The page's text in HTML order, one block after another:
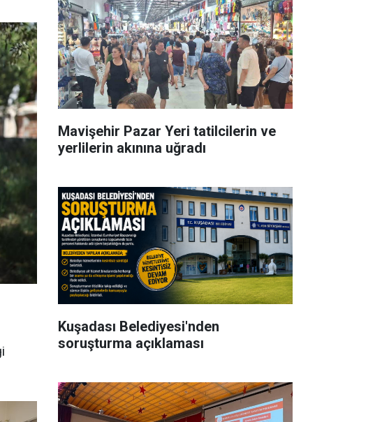
Mavişehir Pazar Yeri tatilcilerin ve
yerlilerin akınına uğradı
Kuşadası Belediyesi'nden
soruşturma açıklaması